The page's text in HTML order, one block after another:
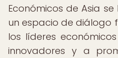
Económicos de Asia
un espacio de diálogo
los líderes
innovadores y a